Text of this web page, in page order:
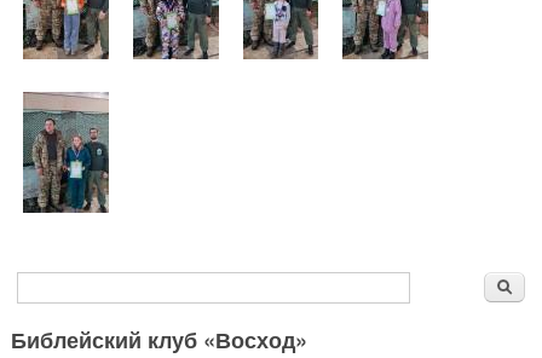
Форма поиска
Библейский клуб «Восход»